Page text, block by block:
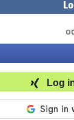
Log